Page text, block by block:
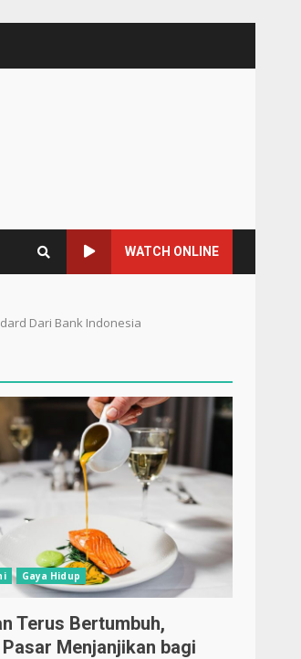
WATCH ONLINE
Dari Bank Indonesia
Gaya Hidup
Terus Bertumbuh,
Menjanjikan bagi